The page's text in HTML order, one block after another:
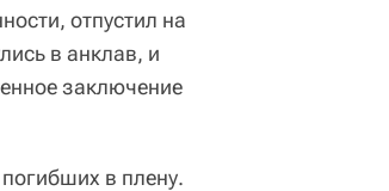
отпустил на
в анклав, и
заключение
в плену.